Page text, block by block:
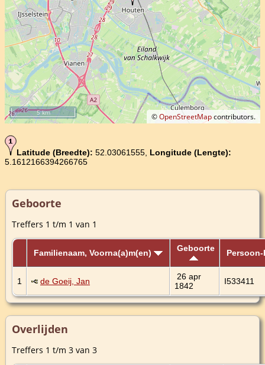
©OpenStreetMapcontributors.
5 km
Latitude (Breedte): 52.03061555, Longitude (Lengte):
5.1612166394266765
Geboorte
Treffers 1 t/m 1 van 1
Familienaam, Voorna(a)m(en) Geboorte Persoon-
1 de Goeij, Jan
26 apr
1842
I533411
Overlijden
Treffers 1 t/m 3 van 3